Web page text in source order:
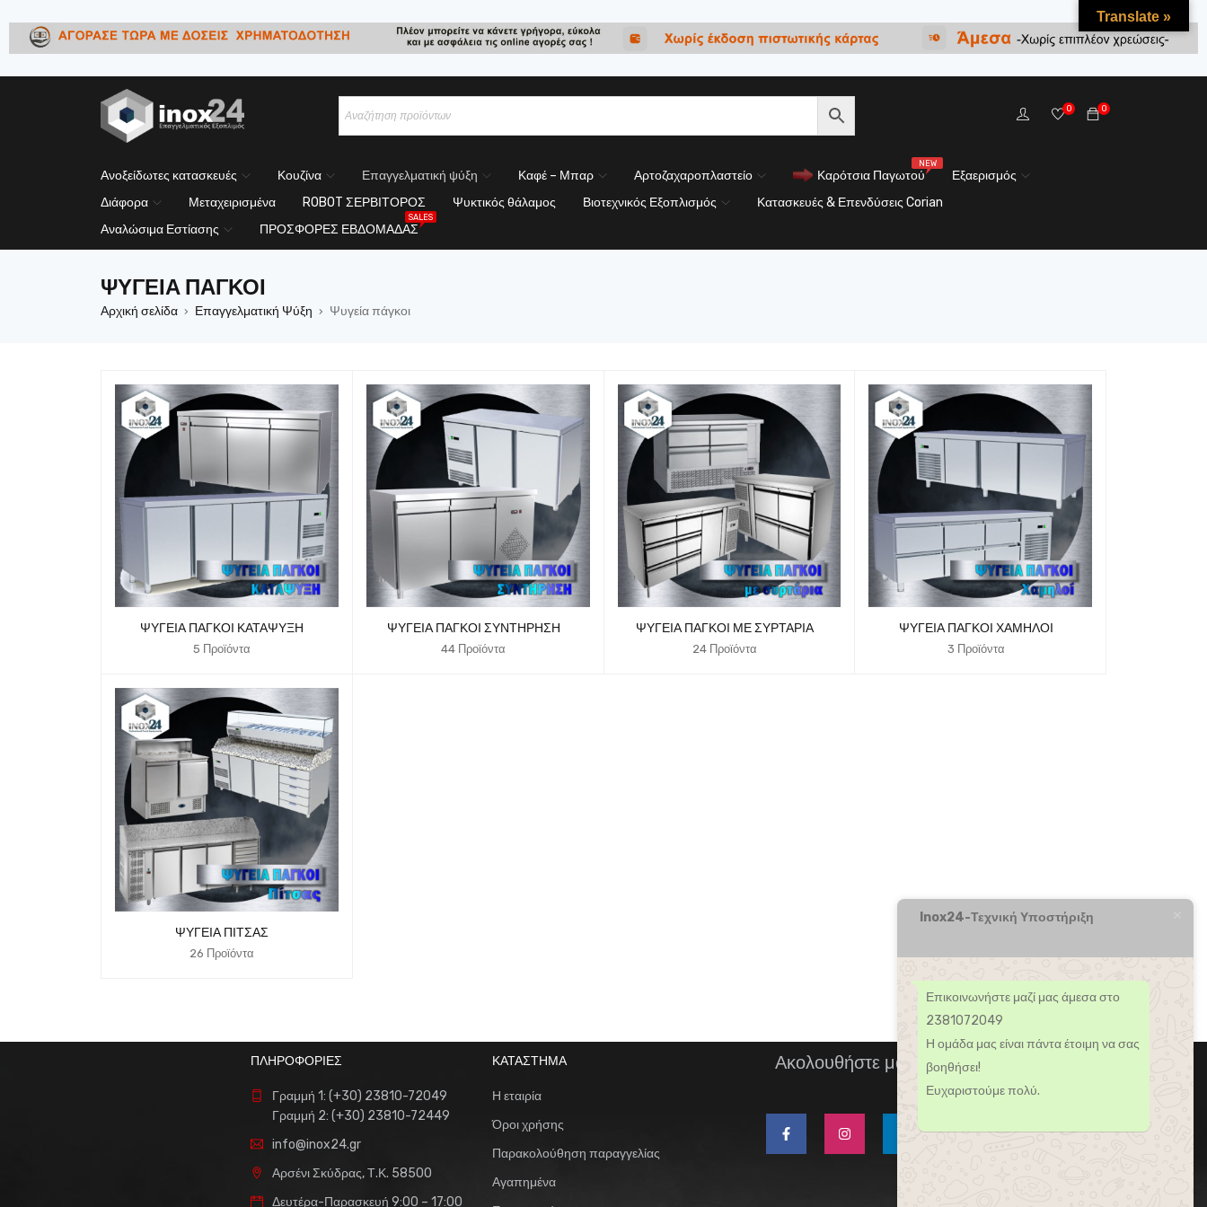
0
0
Ανοξείδωτες κατασκευές Κουζίνα Επαγγελματική ψύξη Καφέ – Μπαρ Αρτοζαχαροπλαστείο Καρότσια Παγωτού
NEW
Εξαερισμός
Διάφορα
Μεταχειρισμένα ROBOT ΣΕΡΒΙΤΟΡΟΣ Ψυκτικός θάλαμος Βιοτεχνικός Εξοπλισμός
Κατασκευές & Επενδύσεις Corian
Αναλώσιμα Εστίασης
ΠΡΟΣΦΟΡΕΣ ΕΒΔΟΜΑΔΑΣ
SALES
ΨΥΓΕΊΑ ΠΆΓΚΟΙ
Αρχική σελίδα › Επαγγελματική Ψύξη › Ψυγεία πάγκοι
ΨΥΓΕΊΑ ΠΆΓΚΟΙ ΚΑΤΆΨΥΞΗ
5 Προϊόντα
ΨΥΓΕΊΑ ΠΆΓΚΟΙ ΣΥΝΤΉΡΗΣΗ
44 Προϊόντα
ΨΥΓΕΊΑ ΠΆΓΚΟΙ ΜΕ ΣΥΡΤΆΡΙΑ
24 Προϊόντα
ΨΥΓΕΊΑ ΠΆΓΚΟΙ ΧΑΜΗΛΟΊ
3 Προϊόντα
ΨΥΓΕΊΑ ΠΊΤΣΑΣ
26 Προϊόντα
ΠΛΗΡΟΦΟΡΙΕΣ
Γραμμή 1: (+30) 23810-72049
Γραμμή 2: (+30) 23810-72449
info@inox24.gr
Αρσένι Σκύδρας, Τ.Κ. 58500
Δευτέρα-Παρασκευή 9:00 – 17:00
ΚΑΤΑΣΤΗΜΑ
Η εταιρία
Όροι χρήσης
Παρακολούθηση παραγγελίας
Αγαπημένα
Ακολουθήστε μας
Translate »
Inox24-Τεχνική Υποστήριξη
Επικοινωνήστε μαζί μας άμεσα στο
2381072049
Η ομάδα μας είναι πάντα έτοιμη να σας
βοηθήσει!
Ευχαριστούμε πολύ.